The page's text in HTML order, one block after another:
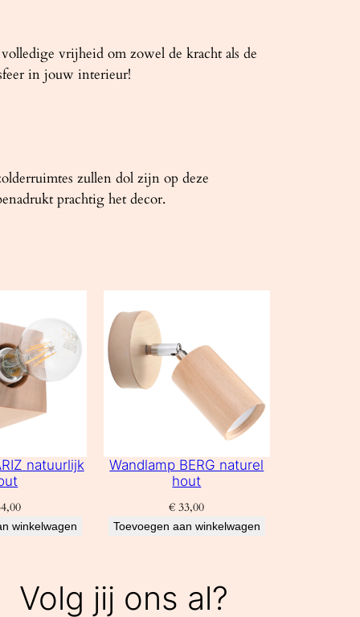
vrijheid om zowel de kracht als de
in jouw interieur!
zullen dol zijn op deze
prachtig het decor.
natuurlijk
winkelwagen
Wandlamp BERG naturel
hout
€ 33,00
Toevoegen aan winkelwagen
Volg jij ons al?